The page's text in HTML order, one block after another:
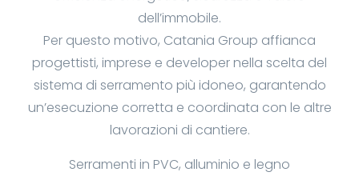
dell’immobile.
Per questo motivo, Catania Group affianca
progettisti, imprese e developer nella scelta del
sistema di serramento più idoneo, garantendo
un’esecuzione corretta e coordinata con le altre
lavorazioni di cantiere.
Serramenti in PVC, alluminio e legno